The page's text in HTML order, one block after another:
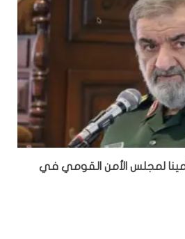
لمجلس الأمن القومي في